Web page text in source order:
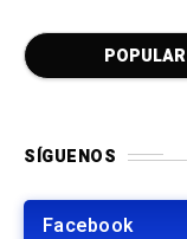
POPULAR
SÍGUENOS
Facebook